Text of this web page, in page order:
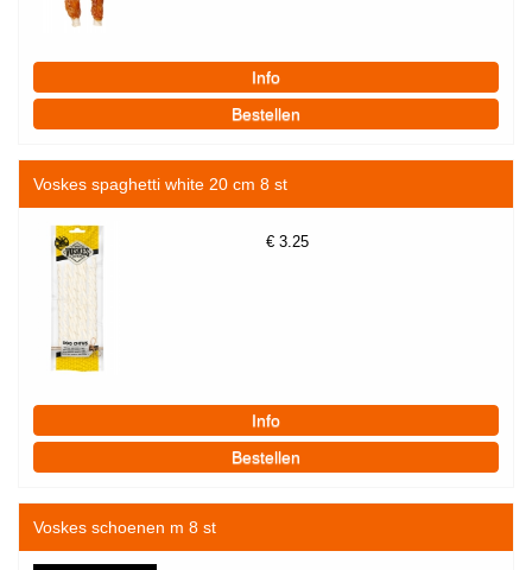
Voskes spaghetti white 20 cm 8 st
€ 3.25
Voskes schoenen m 8 st